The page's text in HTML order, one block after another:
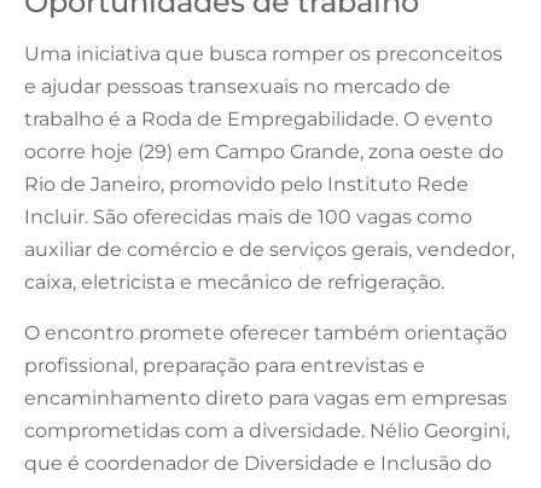
Uma iniciativa que busca romper os preconceitos
e ajudar pessoas transexuais no mercado de
trabalho é a Roda de Empregabilidade. O evento
ocorre hoje (29) em Campo Grande, zona oeste do
Rio de Janeiro, promovido pelo Instituto Rede
Incluir. São oferecidas mais de 100 vagas como
auxiliar de comércio e de serviços gerais, vendedor,
caixa, eletricista e mecânico de refrigeração.
O encontro promete oferecer também orientação
profissional, preparação para entrevistas e
encaminhamento direto para vagas em empresas
comprometidas com a diversidade. Nélio Georgini,
que é coordenador de Diversidade e Inclusão do